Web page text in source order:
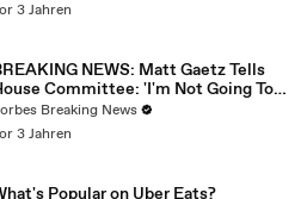
3 Jahren
NEWS: Matt Gaetz Tells
Committee: 'I'm Not Going To
For A Continuing Resolution'
Breaking News
3 Jahren
Popular on Uber Eats?